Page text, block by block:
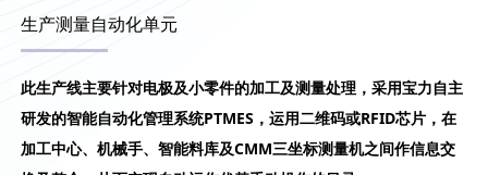
生产测量自动化单元
此生产线主要针对电极及小零件的加工及测量处理，采用宝力自主
研发的智能自动化管理系统PTMES，运用二维码或RFID芯片，在
加工中心、机械手、智能料库及CMM三坐标测量机之间作信息交